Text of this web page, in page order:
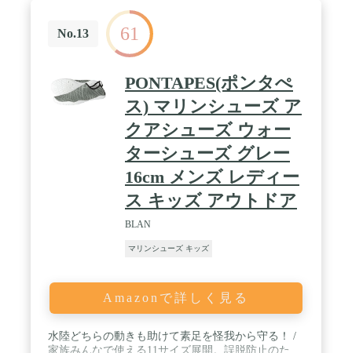
No.13 61
PONTAPES(ポンタぺ
ス) マリンシューズ ア
クアシューズ ウォー
ターシューズ グレー
16cm メンズ レディー
ス キッズ アウトドア
BLAN
マリンシューズ キッズ
Amazonで詳しく見る
水陸どちらの動きも助けて素足を怪我から守る！ /
家族みんなで使える11サイズ展開。誤脱防止のた